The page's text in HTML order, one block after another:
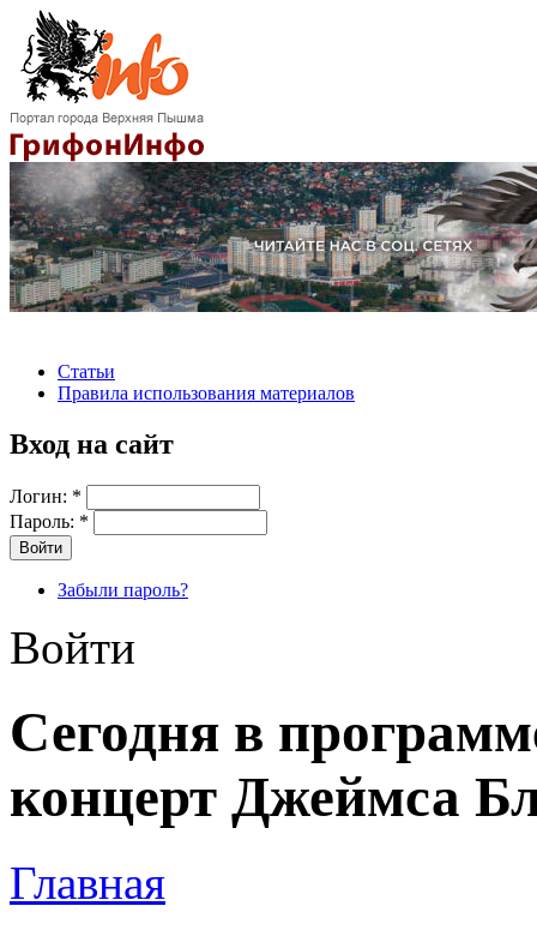
Статьи
Правила использования материалов
Вход на сайт
Логин: *
Пароль: *
Забыли пароль?
Войти
Сегодня в
концерт Джеймса
Главная